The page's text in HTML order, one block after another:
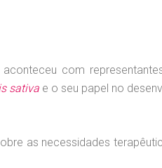
com
sativa e o seu papel no
as necessidades